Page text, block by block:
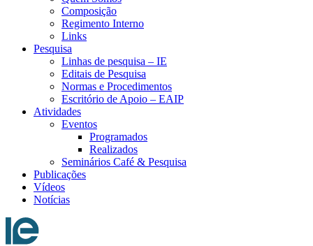
Composição
Regimento Interno
Links
Pesquisa
Linhas de pesquisa – IE
Editais de Pesquisa
Normas e Procedimentos
Escritório de Apoio – EAIP
Atividades
Eventos
Programados
Realizados
Seminários Café & Pesquisa
Publicações
Vídeos
Notícias